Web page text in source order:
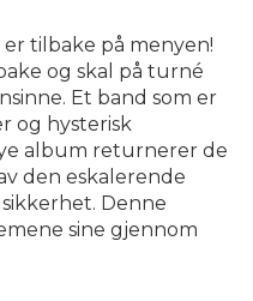
tilbake på menyen!
og skal på turné
Et band som er
og hysterisk
album returnerer de
den eskalerende
Denne
sine gjennom